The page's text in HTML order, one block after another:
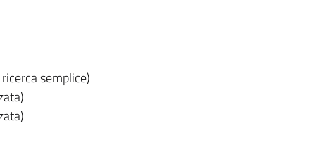
semplice)